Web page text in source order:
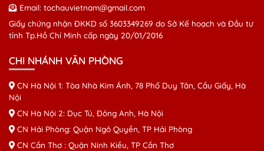
Email: tochauvietnam@gmail.com
Giấy chứng nhận ĐKKD số 3603349269 do Sở Kế hoạch và Đầu tư
tỉnh Tp.Hồ Chí Minh cấp ngày 20/01/2016
CHI NHÁNH VĂN PHÒNG
CN Hà Nội 1: Tòa Nhà Kim Ánh, 78 Phố Duy Tân, Cầu Giấy, Hà
Nội
CN Hà Nội 2: Dục Tú, Đông Anh, Hà Nội
CN Hải Phòng: Quận Ngô Quyền, TP Hải Phòng
CN Cần Thơ : Quận Ninh Kiều, TP Cần Thơ